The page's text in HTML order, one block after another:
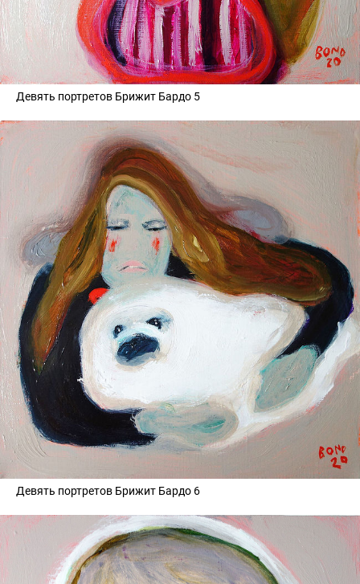
Девять портретов Брижит Бардо 5
Девять портретов Брижит Бардо 6